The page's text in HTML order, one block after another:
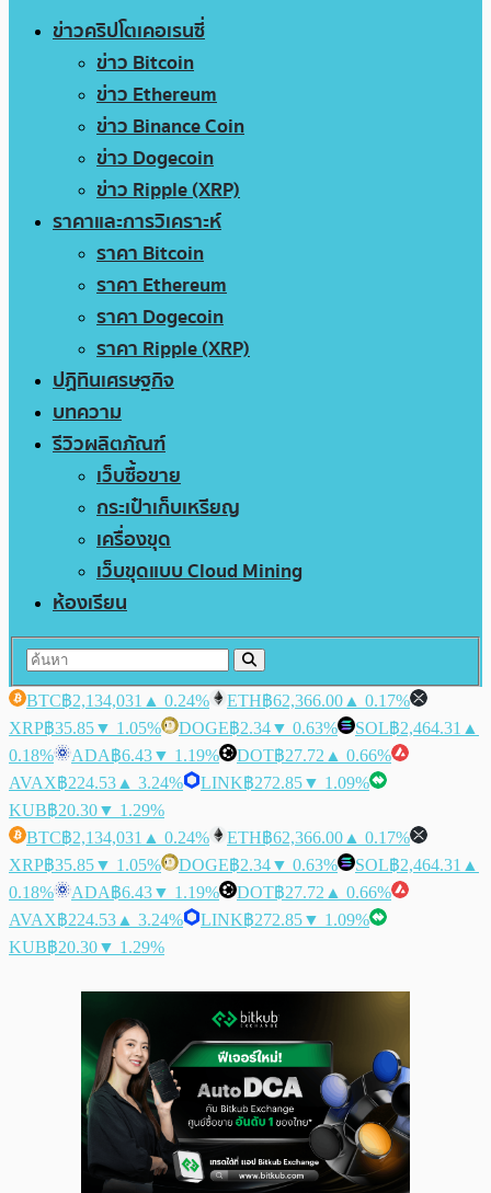
ข่าวคริปโตเคอเรนซี่
ข่าว Bitcoin
ข่าว Ethereum
ข่าว Binance Coin
ข่าว Dogecoin
ข่าว Ripple (XRP)
ราคาและการวิเคราะห์
ราคา Bitcoin
ราคา Ethereum
ราคา Dogecoin
ราคา Ripple (XRP)
ปฏิทินเศรษฐกิจ
บทความ
รีวิวผลิตภัณฑ์
เว็บซื้อขาย
กระเป๋าเก็บเหรียญ
เครื่องขุด
เว็บขุดแบบ Cloud Mining
ห้องเรียน
BTC฿2,134,031 ▲ 0.24% ETH฿62,366.00 ▲ 0.17%
XRP฿35.85▼ 1.05% DOGE฿2.34▼ 0.63% SOL฿2,464.31 ▲
0.18%
ADA฿6.43▼ 1.19% DOT฿27.72 ▲ 0.66%
AVAX฿224.53 ▲ 3.24% LINK฿272.85▼ 1.09%
KUB฿20.30▼ 1.29%
BTC฿2,134,031 ▲ 0.24% ETH฿62,366.00 ▲ 0.17%
XRP฿35.85▼ 1.05% DOGE฿2.34▼ 0.63% SOL฿2,464.31 ▲
0.18%
ADA฿6.43▼ 1.19% DOT฿27.72 ▲ 0.66%
AVAX฿224.53 ▲ 3.24% LINK฿272.85▼ 1.09%
KUB฿20.30▼ 1.29%